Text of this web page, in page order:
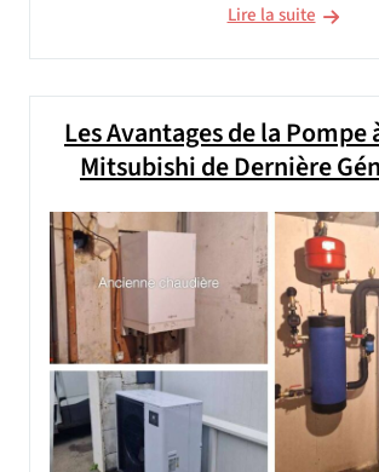
Lire la suite
Les Avantages de la Pompe
Mitsubishi de Dernière